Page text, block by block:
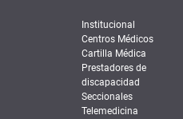
Institucional
Centros Médicos
Cartilla Médica
Prestadores de
discapacidad
Seccionales
Telemedicina